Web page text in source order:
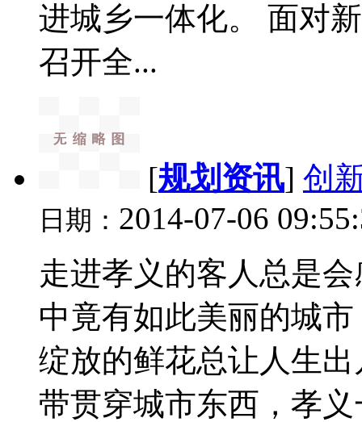
进城乡一体化。 面对
召开全...
[规划资讯] 创
日期： 2014-07-06
走进孝义的客人总是
中竟有如此美丽的城
绽放的鲜花总让人生
带贯穿城市东西，孝